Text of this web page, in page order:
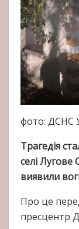
фото: ДСНС
Трагедія
селі Лугове
виявили
Про це
пресцентр